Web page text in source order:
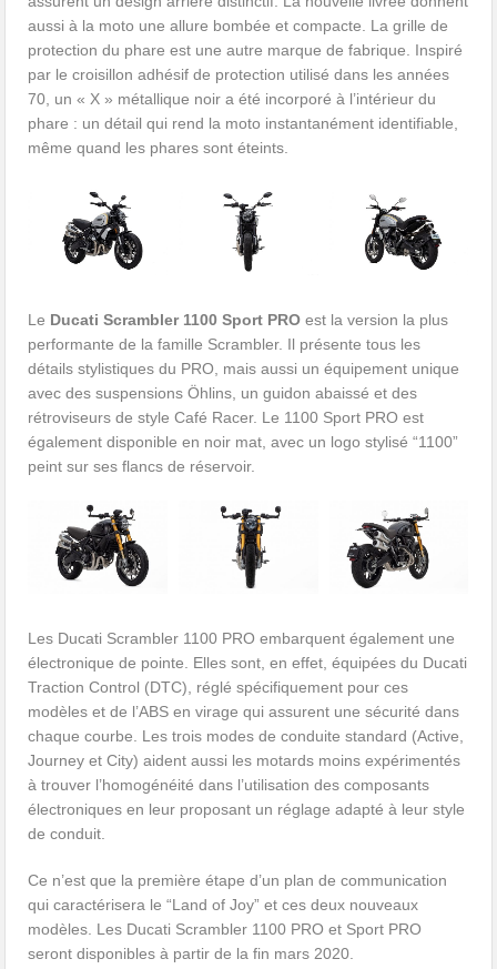
aussi à la moto une allure bombée et compacte. La grille de
protection du phare est une autre marque de fabrique. Inspiré
par le croisillon adhésif de protection utilisé dans les années
70, un « X » métallique noir a été incorporé à l’intérieur du
phare : un détail qui rend la moto instantanément identifiable,
même quand les phares sont éteints.
Le Ducati Scrambler 1100 Sport PRO est la version la plus
performante de la famille Scrambler. Il présente tous les
détails stylistiques du PRO, mais aussi un équipement unique
avec des suspensions Öhlins, un guidon abaissé et des
rétroviseurs de style Café Racer. Le 1100 Sport PRO est
également disponible en noir mat, avec un logo stylisé “1100”
peint sur ses flancs de réservoir.
Les Ducati Scrambler 1100 PRO embarquent également une
électronique de pointe. Elles sont, en effet, équipées du Ducati
Traction Control (DTC), réglé spécifiquement pour ces
modèles et de l’ABS en virage qui assurent une sécurité dans
chaque courbe. Les trois modes de conduite standard (Active,
Journey et City) aident aussi les motards moins expérimentés
à trouver l’homogénéité dans l’utilisation des composants
électroniques en leur proposant un réglage adapté à leur style
de conduit.
Ce n’est que la première étape d’un plan de communication
qui caractérisera le “Land of Joy” et ces deux nouveaux
modèles. Les Ducati Scrambler 1100 PRO et Sport PRO
seront disponibles à partir de la fin mars 2020.